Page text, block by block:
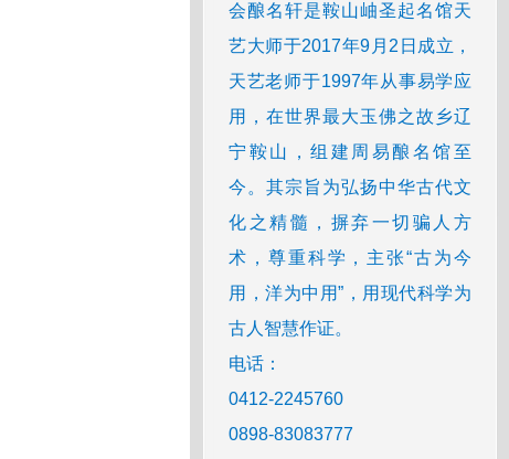
会酿名轩是鞍山岫圣起名馆天
艺大师于2017年9月2日成立，
天艺老师于1997年从事易学应
用，在世界最大玉佛之故乡辽
宁鞍山，组建周易酿名馆至
今。其宗旨为弘扬中华古代文
化之精髓，摒弃一切骗人方
术，尊重科学，主张“古为今
用，洋为中用”，用现代科学为
古人智慧作证。
电话：
0412-2245760
0898-83083777